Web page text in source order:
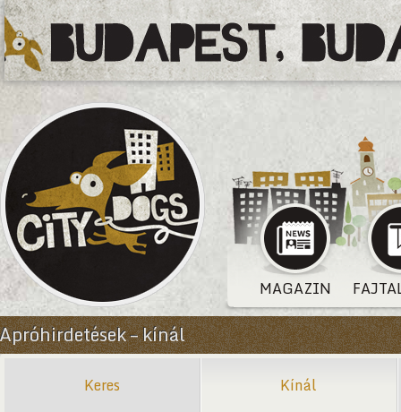
MAGAZIN
Apróhirdetések – kínál
Keres Kínál